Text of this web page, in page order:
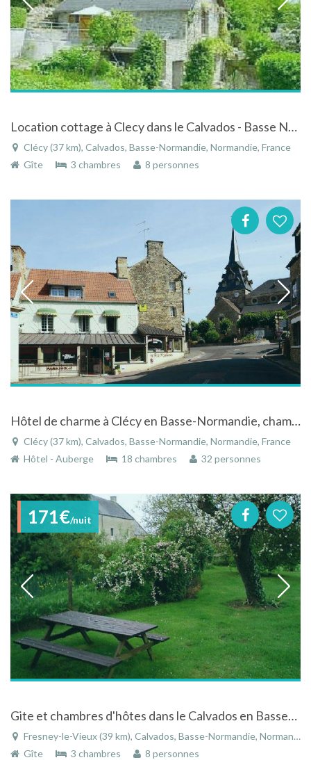
Location cottage à Clecy dans le Calvados - Basse Normandie au pied d'un chemin de randonnée
Clécy (37 km), Calvados, Basse-Normandie, Normandie, France
Gîte
3 chambres 8 personnes
Hôtel de charme à Clécy en Basse-Normandie, chambres tout confort
Clécy (37 km), Calvados, Basse-Normandie, Normandie, France
Hôtel - Auberge
18 chambres 32 personnes
171€/nuit
Gite et chambres d'hôtes dans le Calvados en Basse-Normandie
Fresney-le-Vieux (39 km), Calvados, Basse-Normandie, Normandie, France
Gîte
3 chambres 8 personnes